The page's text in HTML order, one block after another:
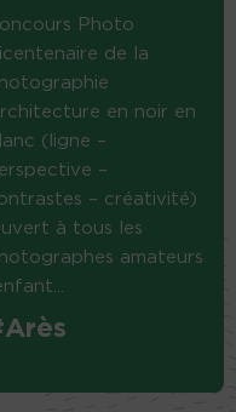
Photo
de la
en noir en
(ligne –
–
– créativité)
à tous les
amateurs